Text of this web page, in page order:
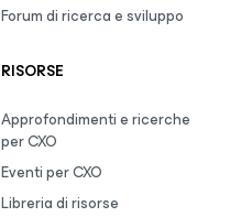
Forum di ricerca e sviluppo
RISORSE
Approfondimenti e ricerche
per CXO
Eventi per CXO
Libreria di risorse